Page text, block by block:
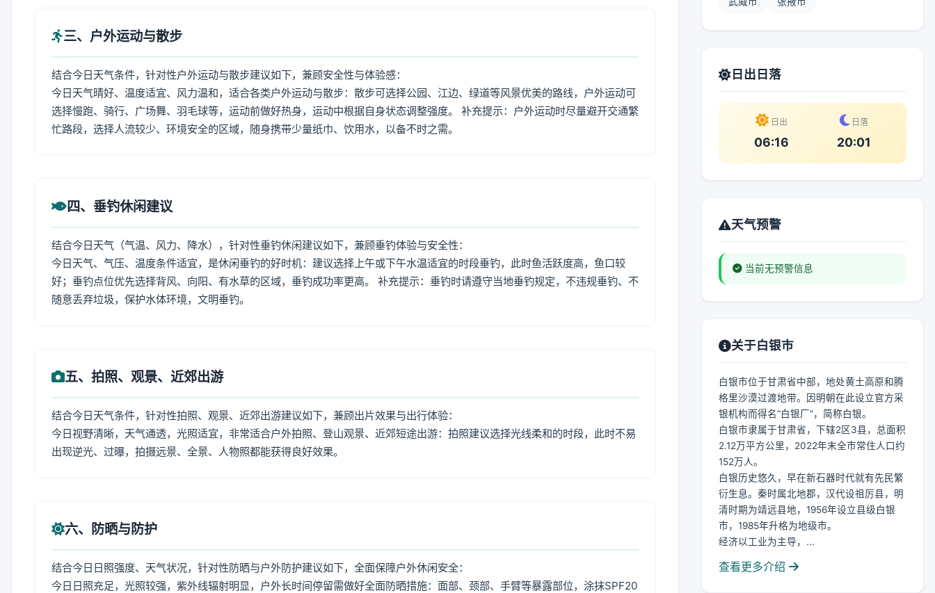
三、户外运动与散步
结合今日天气条件，针对性户外运动与散步建议如下，兼顾安全性与体验感：
今日天气晴好、温度适宜、风力温和，适合各类户外运动与散步：散步可选择公园、江边、绿道等风景优美的路线，户外运动可
选择慢跑、骑行、广场舞、羽毛球等，运动前做好热身，运动中根据自身状态调整强度。 补充提示：户外运动时尽量避开交通繁
忙路段，选择人流较少、环境安全的区域，随身携带少量纸巾、饮用水，以备不时之需。
四、垂钓休闲建议
结合今日天气（气温、风力、降水），针对性垂钓休闲建议如下，兼顾垂钓体验与安全性：
今日天气、气压、温度条件适宜，是休闲垂钓的好时机：建议选择上午或下午水温适宜的时段垂钓，此时鱼活跃度高，鱼口较
好；垂钓点位优先选择背风、向阳、有水草的区域，垂钓成功率更高。 补充提示：垂钓时请遵守当地垂钓规定，不违规垂钓、不
随意丢弃垃圾，保护水体环境，文明垂钓。
五、拍照、观景、近郊出游
结合今日天气条件，针对性拍照、观景、近郊出游建议如下，兼顾出片效果与出行体验：
今日视野清晰，天气通透，光照适宜，非常适合户外拍照、登山观景、近郊短途出游：拍照建议选择光线柔和的时段，此时不易
出现逆光、过曝，拍摄远景、全景、人物照都能获得良好效果。
六、防晒与防护
结合今日日照强度、天气状况，针对性防晒与户外防护建议如下，全面保障户外休闲安全：
今日日照充足，光照较强，紫外线辐射明显，户外长时间停留需做好全面防晒措施：面部、颈部、手臂等暴露部位，涂抹SPF20
日出日落
日出
06:16
日落
20:01
天气预警
当前无预警信息
关于白银市
白银市位于甘肃省中部，地处黄土高原和腾
格里沙漠过渡地带。因明朝在此设立官方采
银机构而得名“白银厂”，简称白银。
白银市隶属于甘肃省，下辖2区3县，总面积
2.12万平方公里，2022年末全市常住人口约
152万人。
白银历史悠久，早在新石器时代就有先民繁
衍生息。秦时属北地郡，汉代设祖厉县，明
清时期为靖远县地，1956年设立县级白银
市，1985年升格为地级市。
经济以工业为主导，...
查看更多介绍